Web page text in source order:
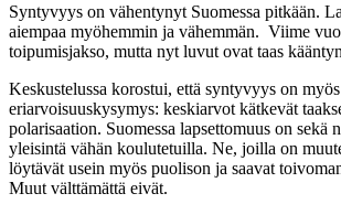
Syntyvyys on vähentynyt Suomessa pitkään.
aiempaa myöhemmin ja vähemmän. Viime
toipumisjakso, mutta nyt luvut ovat taas
Keskustelussa korostui, että syntyvyys on myös
eriarvoisuuskysymys: keskiarvot kätkevät
polarisaation. Suomessa lapsettomuus on sekä
yleisintä vähän koulutetuilla. Ne, joilla on
löytävät usein myös puolison ja saavat
Muut välttämättä eivät.